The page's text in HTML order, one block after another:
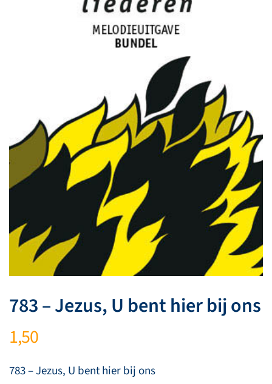
783 – Jezus, U bent hier bij ons
1,50
783 – Jezus, U bent hier bij ons